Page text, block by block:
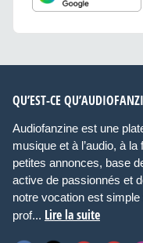
QU’EST-CE
Audiofanzine est une
musique et à l’audio, à
petites annonces, base
active de passionnés et
notre vocation est
prof... Lire la suite